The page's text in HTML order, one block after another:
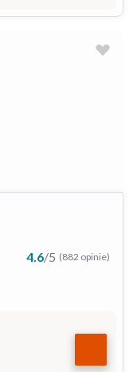
4.6/5 (882 opinie)